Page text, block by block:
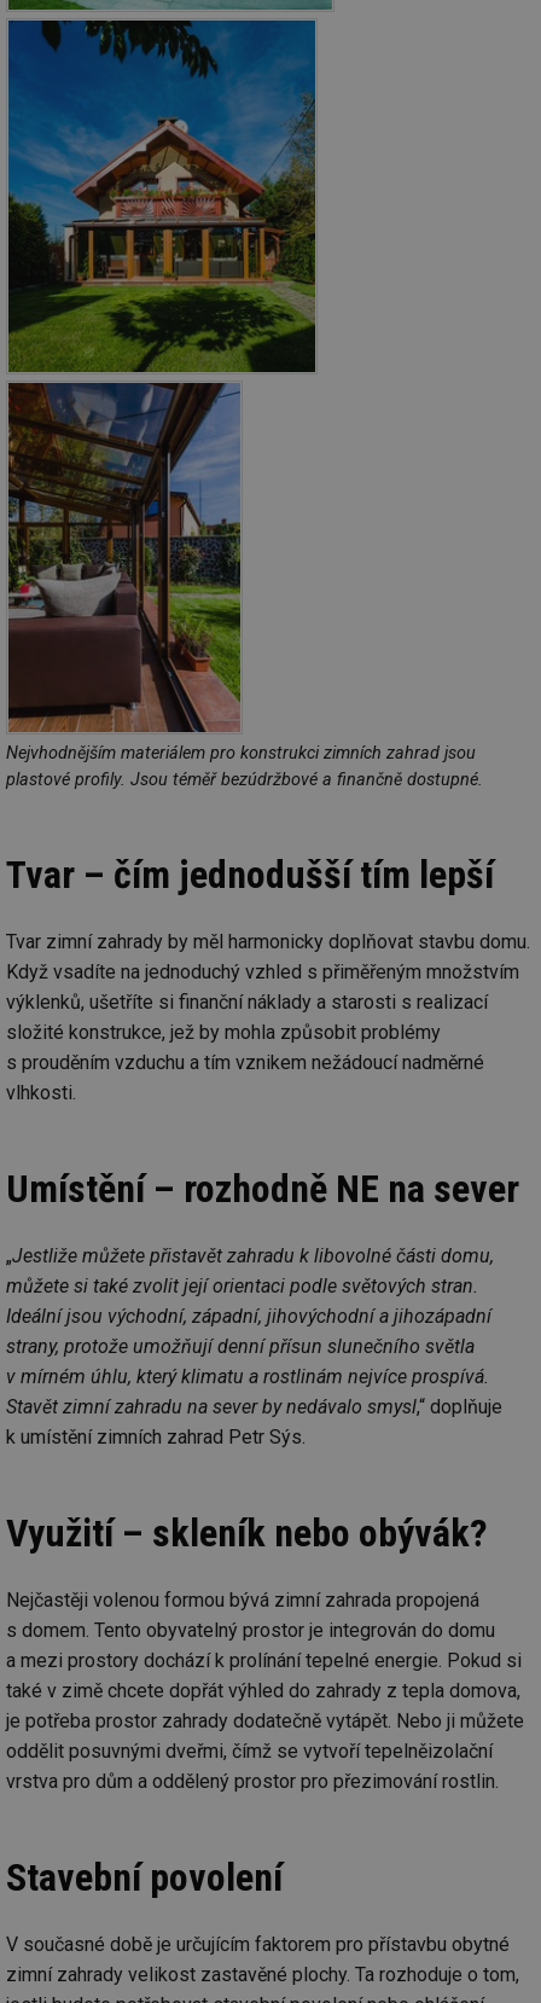
Nejvhodnějším materiálem pro konstrukci zimních zahrad jsou
plastové profily. Jsou téměř bezúdržbové a finančně dostupné.
Tvar – čím jednodušší tím lepší
Tvar zimní zahrady by měl harmonicky doplňovat stavbu domu.
Když vsadíte na jednoduchý vzhled s přiměřeným množstvím
výklenků, ušetříte si finanční náklady a starosti s realizací
složité konstrukce, jež by mohla způsobit problémy
s prouděním vzduchu a tím vznikem nežádoucí nadměrné
vlhkosti.
Umístění – rozhodně NE na sever
„Jestliže můžete přistavět zahradu k libovolné části domu,
můžete si také zvolit její orientaci podle světových stran.
Ideální jsou východní, západní, jihovýchodní a jihozápadní
strany, protože umožňují denní přísun slunečního světla
v mírném úhlu, který klimatu a rostlinám nejvíce prospívá.
Stavět zimní zahradu na sever by nedávalo smysl,“ doplňuje
k umístění zimních zahrad Petr Sýs.
Využití – skleník nebo obývák?
Nejčastěji volenou formou bývá zimní zahrada propojená
s domem. Tento obyvatelný prostor je integrován do domu
a mezi prostory dochází k prolínání tepelné energie. Pokud si
také v zimě chcete dopřát výhled do zahrady z tepla domova,
je potřeba prostor zahrady dodatečně vytápět. Nebo ji můžete
oddělit posuvnými dveřmi, čímž se vytvoří tepelněizolační
vrstva pro dům a oddělený prostor pro přezimování rostlin.
Stavební povolení
V současné době je určujícím faktorem pro přístavbu obytné
zimní zahrady velikost zastavěné plochy. Ta rozhoduje o tom,